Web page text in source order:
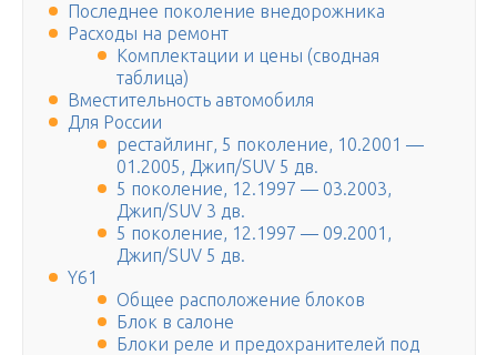
Последнее поколение внедорожника
Расходы на ремонт
Комплектации и цены (сводная
таблица)
Вместительность автомобиля
Для России
рестайлинг, 5 поколение, 10.2001 —
01.2005, Джип/SUV 5 дв.
5 поколение, 12.1997 — 03.2003,
Джип/SUV 3 дв.
5 поколение, 12.1997 — 09.2001,
Джип/SUV 5 дв.
Y61
Общее расположение блоков
Блок в салоне
Блоки реле и предохранителей под